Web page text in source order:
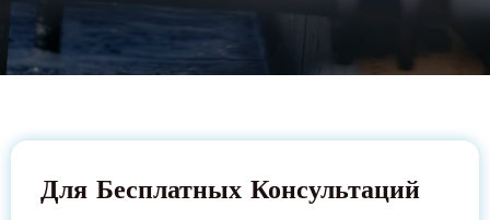
Для Бесплатных Консультаций